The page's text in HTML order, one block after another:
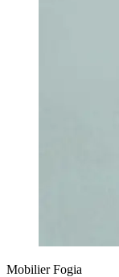
Mobilier Fogia